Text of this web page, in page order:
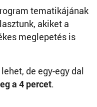
tematikájának
akiket a
meglepetés is
de egy-egy dal
a 4 percet.